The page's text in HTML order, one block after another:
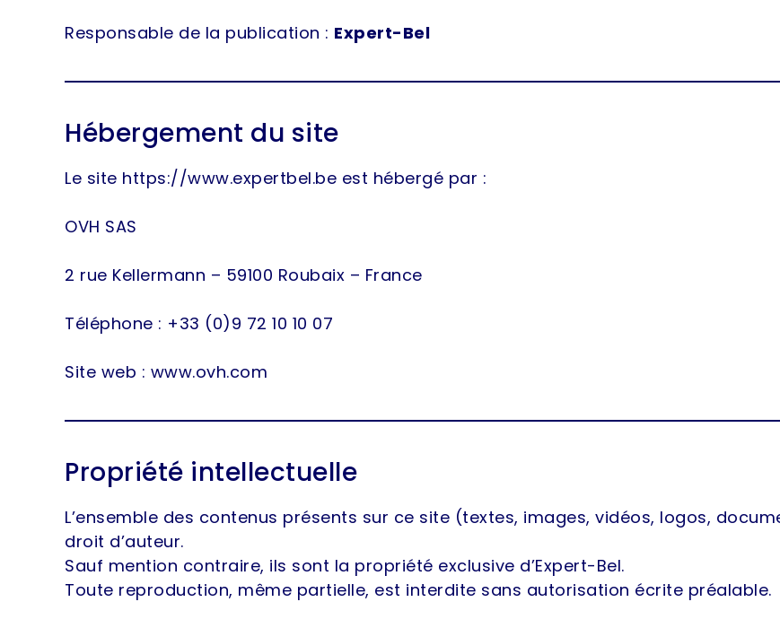
Responsable de la publication : Expert-Bel
Hébergement du site
Le site https://www.expertbel.be est hébergé par :
OVH SAS
2 rue Kellermann – 59100 Roubaix – France
Téléphone : +33 (0)9 72 10 10 07
Site web : www.ovh.com
Propriété intellectuelle
L’ensemble des contenus présents sur ce site (textes, images, vidéos, logos,
droit d’auteur.
Sauf mention contraire, ils sont la propriété exclusive d’Expert-Bel.
Toute reproduction, même partielle, est interdite sans autorisation écrite préalable.